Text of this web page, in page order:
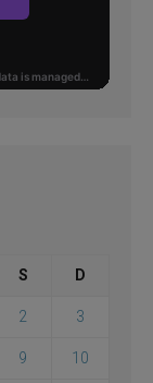
S D
2 3
9 10